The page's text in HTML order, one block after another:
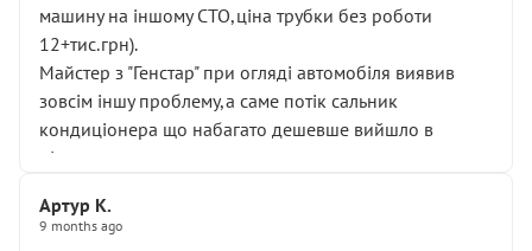
машину на іншому СТО,ціна трубки без роботи
12+тис.грн).
Майстер з "Генстар" при огляді автомобіля виявив
зовсім іншу проблему,а саме потік сальник
кондиціонера що набагато дешевше вийшло в
підсумку.
Артур К.
9 months ago